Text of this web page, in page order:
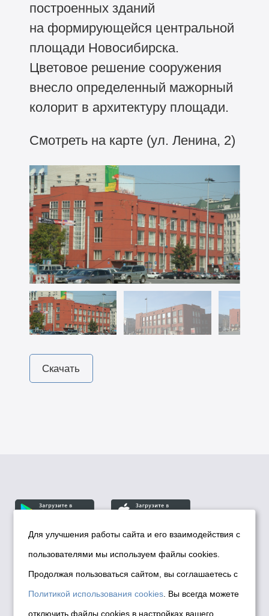
построенных зданий
на формирующейся центральной
площади Новосибирска.
Цветовое решение сооружения
внесло определенный мажорный
колорит в архитектуру площади.
Смотреть на карте (ул. Ленина, 2)
Скачать
© Департамент информационной политики мэрии
города Новосибирска, 2026
Политика использования Cookies
Политика по обработке персональных
Для улучшения работы сайта и его взаимодействия с
пользователями мы используем файлы cookies.
Продолжая пользоваться сайтом, вы соглашаетесь с
Политикой использования cookies . Вы всегда можете
отключить файлы cookies в настройках вашего